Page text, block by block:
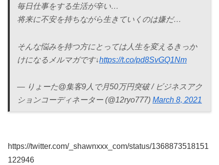
毎日仕事をする生活が辛い…
将来に不安を持ちながら生きていくのは嫌だ…
そんな悩みを持つ方にとっては人生を変えるきっか
けになるメルマガです↓https://t.co/pd8SvGQ1Nm
— りょーた@集客9人で月50万円突破 / ビジネスアク
ションコーディネーター (@12ryo777) March 8, 2021
https://twitter.com/_shawnxxx_com/status/1368873518151
122946